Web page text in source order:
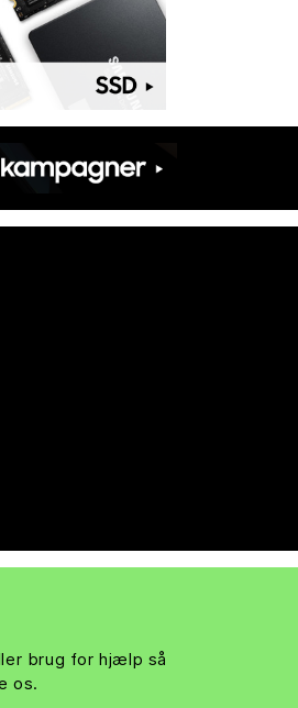
brug for hjælp så
os.